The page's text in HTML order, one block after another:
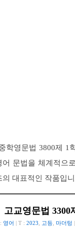
학영문법 3800제 1
어 문법을 체계적으
의 대표적인 작품입
고교영문법 3300
영어 | T : 2023 고등 마더텅